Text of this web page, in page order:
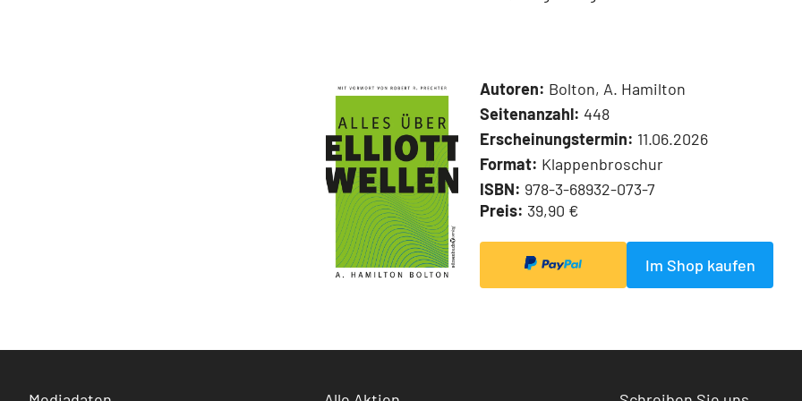
Autoren: Bolton, A. Hamilton
Seitenanzahl: 448
Erscheinungstermin: 11.06.2026
Format: Klappenbroschur
ISBN: 978-3-68932-073-7
Preis: 39,90 €
Im Shop kaufen